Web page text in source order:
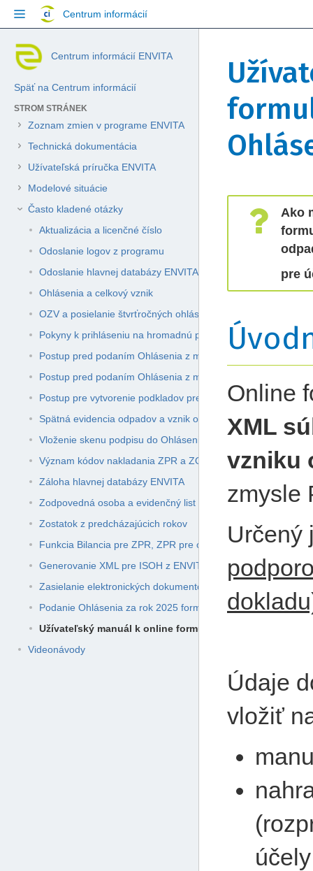
Skip
Přejít
Přejít
Centrum informácií
Centrum informácií ENVITA
Späť na Centrum informácií
STROM STRÁNEK
Zoznam zmien v programe ENVITA
Technická dokumentácia
Užívateľská príručka ENVITA
Modelové situácie
Často kladené otázky
Aktualizácia a licenčné číslo
Odoslanie logov z programu
Odoslanie hlavnej databázy ENVITA
Ohlásenia a celkový vznik
OZV a posielanie štvrťročných ohlásení
Pokyny k prihláseniu na hromadnú prezentáciu ENVITA
Postup pred podaním Ohlásenia z modulu Odpady
Postup pred podaním Ohlásenia z modulu Sklad a Obchod s
Postup pre vytvorenie podkladov pre osoby vykonávajúce
Spätná evidencia odpadov a vznik odpadu
Vloženie skenu podpisu do Ohlásenia
Význam kódov nakladania ZPR a ZO v programe ENVITA
Záloha hlavnej databázy ENVITA
Zodpovedná osoba a evidenčný list
Zostatok z predcházajúcich rokov
Funkcia Bilancia pre ZPR, ZPR pre ohlásenie a ZOS
Generovanie XML pre ISOH z ENVITA Odpady
Zasielanie elektronických dokumentov
Podanie Ohlásenia za rok 2025 formou XML súborov pre
Užívateľský manuál k online formuláru na vytvorenie
Videonávody
konec
banneru
začátek
banneru
začátek
Ako
pre
Online
XML
vzniku
zmysle
Určený
Údaje
vložiť